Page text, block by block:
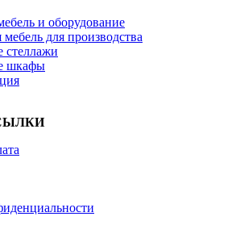
и оборудование
для производства
стеллажи
шкафы